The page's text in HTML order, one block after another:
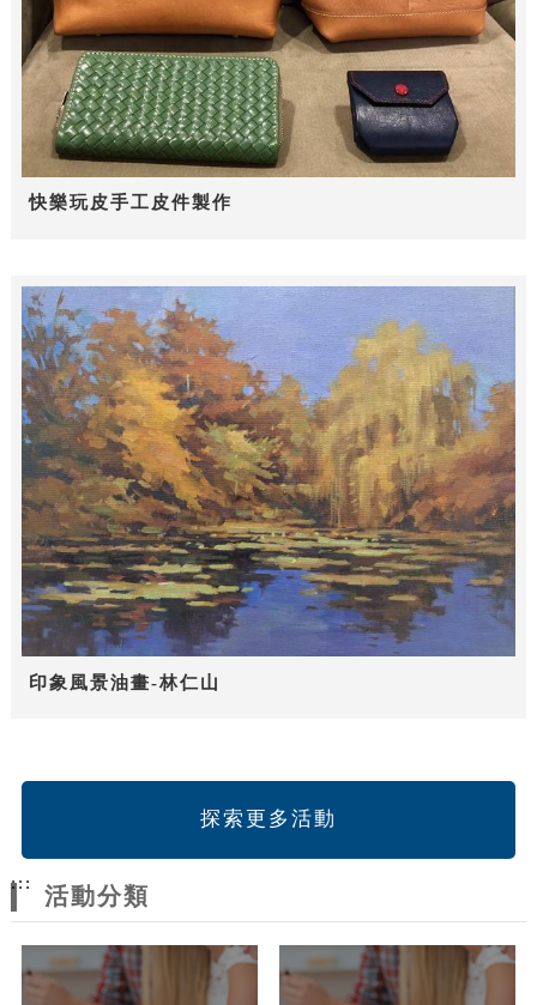
快樂玩皮手工皮件製作
印象風景油畫-林仁山
探索更多活動
:::
活動分類